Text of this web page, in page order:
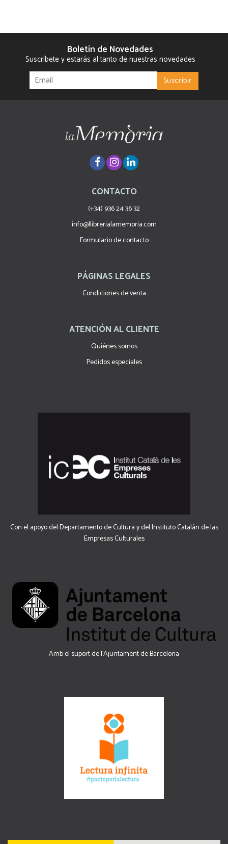
Boletín de Novedades
Suscríbete y estarás al tanto de nuestras novedades
CONTACTO
(+34) 936 24 36 32
info@llibrerialamemoria.com
Formulario de contacto
PÁGINAS LEGALES
Condiciones de venta
ATENCIÓN AL CLIENTE
Quiénes somos
Pedidos especiales
Con el apoyo del Departamento de Cultura y del Instituto Catalán de las
Empresas Culturales
Amb el suport de l’Ajuntament de Barcelona